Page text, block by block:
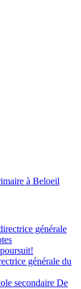
à Beloeil
générale
générale du
secondaire De